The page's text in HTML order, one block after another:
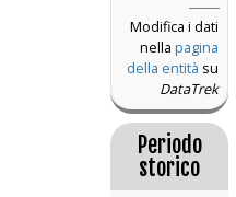
Modifica i dati
nella pagina
della entità su
DataTrek
Periodo
storico